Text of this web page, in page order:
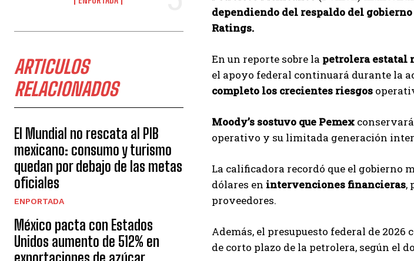
ARTICULOS
RELACIONADOS
El Mundial no rescata al PIB
mexicano: consumo y turismo
quedan por debajo de las metas
oficiales
ENPORTADA
México pacta con Estados
Unidos aumento de 512% en
exportaciones de azúcar
dependiendo del respaldo del gobierno
Ratings.
En un reporte sobre la petrolera estatal
el apoyo federal continuará durante la
completo los crecientes riesgos
Moody’s sostuvo que Pemex
operativo y su limitada generación
La calificadora recordó que el gobierno
dólares en intervenciones financieras,
proveedores.
Además, el presupuesto federal de
de corto plazo de la petrolera, según el